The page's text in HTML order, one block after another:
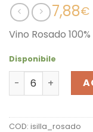
7,88€
Vino Rosado
Disponibile
El Lagar de Isilla
COD: isilla_rosado